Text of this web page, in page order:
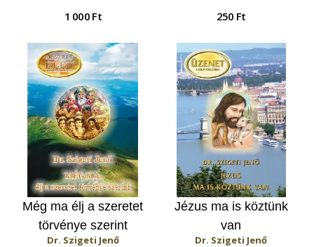
1 000 Ft 250 Ft
Még ma élj a szeretet
törvénye szerint
Dr. Szigeti Jenő
Jézus ma is köztünk
van
Dr. Szigeti Jenő